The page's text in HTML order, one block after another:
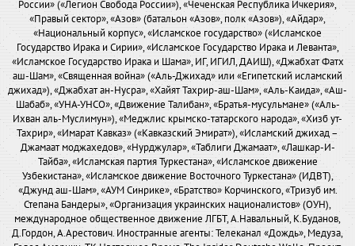
России» («Легион Свобода России»), «Чеченская Республика Ичкерия»,
«Правый сектор», «Азов» (батальон «Азов», полк «Азов»), «Айдар»,
«Национальный корпус», «Исламское государство» («Исламское
Государство Ирака и Сирии», «Исламское Государство Ирака и Леванта»,
«Исламское Государство Ирака и Шама», ИГ, ИГИЛ, ДАИШ), «Джабхат Фатх
аш-Шам», «Священная война» («Аль-Джихад» или «Египетский исламский
джихад»), «Джабхат ан-Нусра», «Хайят Тахрир-аш-Шам», «Аль-Каида», «Аш-
Шабаб», «УНА-УНСО», «Движение Талибан», «Братья-мусульмане» («Аль-
Ихван аль-Муслимун»), «Меджлис крымско-татарского народа», «Хизб ут-
Тахрир», «Имарат Кавказ» («Кавказский Эмират»), «Исламский джихад –
Джамаат моджахедов», «Нурджулар», «Таблиги Джамаат», «Лашкар-И-
Тайба», «Исламская партия Туркестана», «Исламское движение
Узбекистана», «Исламское движение Восточного Туркестана» (ИДВТ),
«Джунд аш-Шам», «АУМ Синрике», «Братство» Корчинского, «Тризуб им.
Степана Бандеры», «Организация украинских националистов» (ОУН),
международное общественное движение ЛГБТ, А.Навальный, К.Буданов,
Д.Гордон, А.Арестович. Иностранные агенты: Телеканал «Дождь», Медуза,